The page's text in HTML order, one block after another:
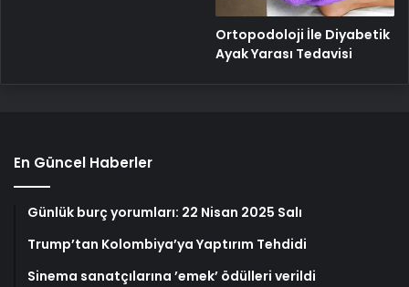
Ortopodoloji İle Diyabetik
Ayak Yarası Tedavisi
En Güncel Haberler
Günlük burç yorumları: 22 Nisan 2025 Salı
Trump’tan Kolombiya’ya Yaptırım Tehdidi
Sinema sanatçılarına ’emek’ ödülleri verildi